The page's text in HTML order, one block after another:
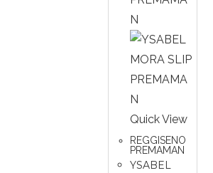
Quick View
REGGISENO
PREMAMAN
YSABEL